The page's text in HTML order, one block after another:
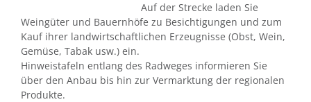
Auf der Strecke laden Sie
Weingüter und Bauernhöfe zu Besichtigungen und zum
Kauf ihrer landwirtschaftlichen Erzeugnisse (Obst, Wein,
Gemüse, Tabak usw.) ein.
Hinweistafeln entlang des Radweges informieren Sie
über den Anbau bis hin zur Vermarktung der regionalen
Produkte.